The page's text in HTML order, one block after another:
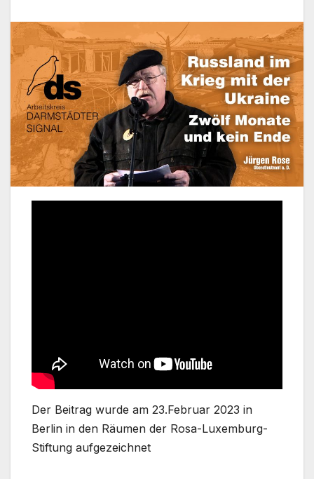
Der Beitrag wurde am 23.Februar 2023 in
Berlin in den Räumen der Rosa-Luxemburg-
Stiftung aufgezeichnet